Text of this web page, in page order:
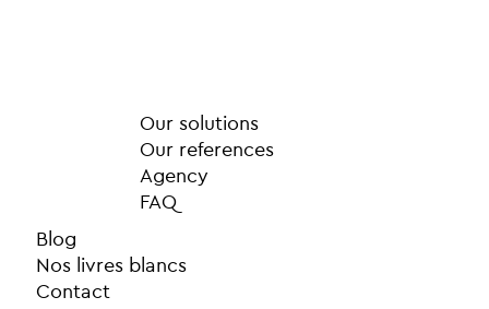
Our solutions
Our references
Agency
FAQ
Blog
Nos livres blancs
Contact